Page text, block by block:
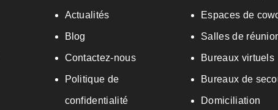
Actualités
Blog
Contactez-nous
Politique de
confidentialité
Espaces de
Salles de
Bureaux virtuels
Bureaux de
Domiciliation